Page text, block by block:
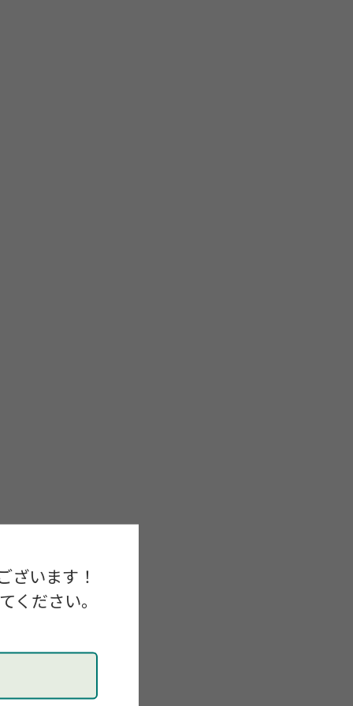
ざいます！
ください。